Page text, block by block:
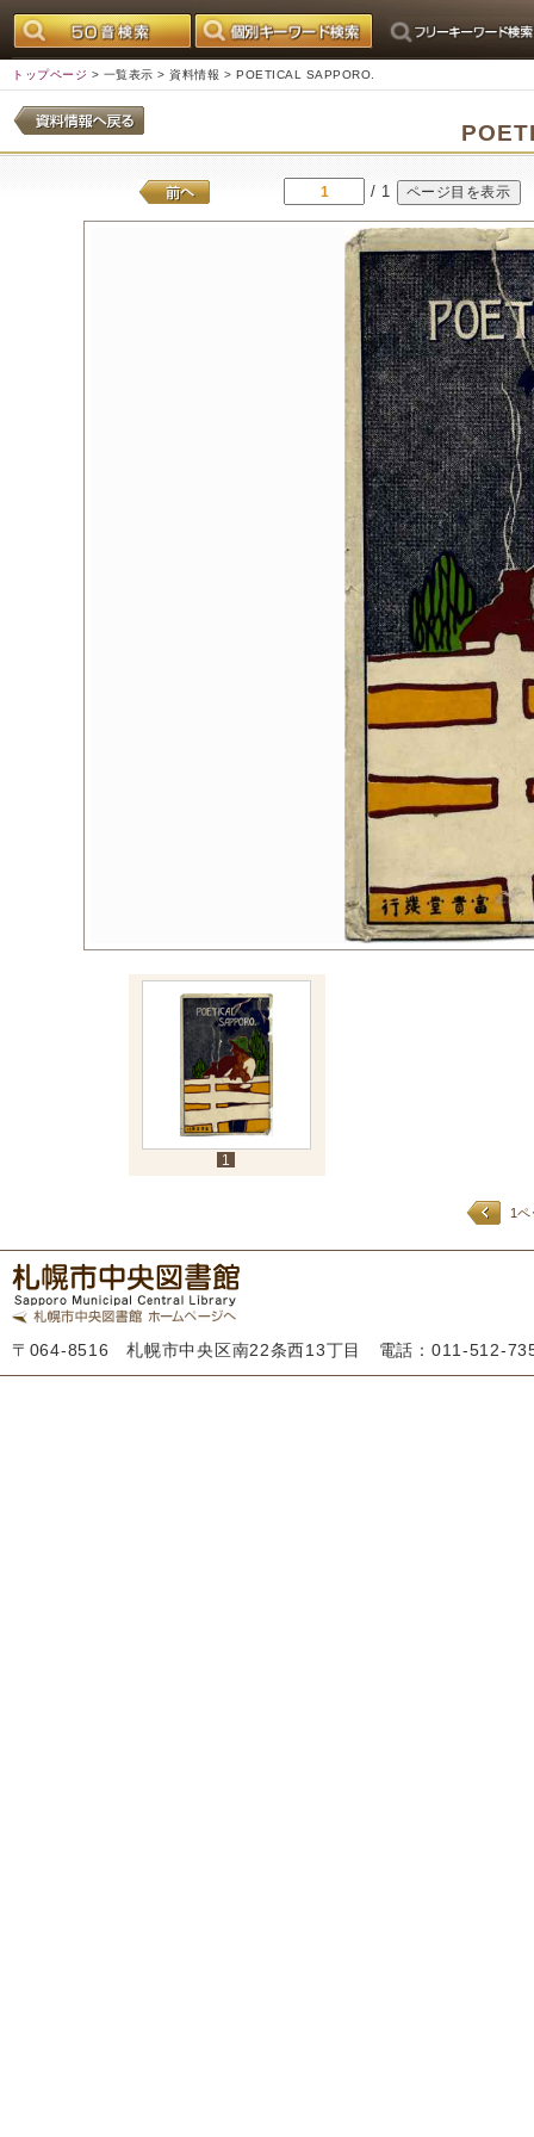
トップページ > 一覧表示 > 資料情報 > POETICAL SAPPORO.
/ 1
1
1
〒064-8516 札幌市中央区南22条西13丁目 電話：011-512-